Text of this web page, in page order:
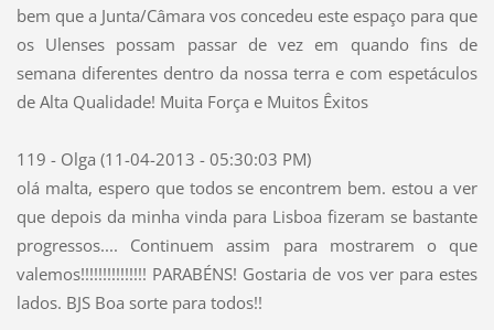
bem que a Junta/Câmara vos concedeu este espaço para que
os Ulenses possam passar de vez em quando fins de
semana diferentes dentro da nossa terra e com espetáculos
de Alta Qualidade! Muita Força e Muitos Êxitos
119 - Olga (11-04-2013 - 05:30:03 PM)
olá malta, espero que todos se encontrem bem. estou a ver
que depois da minha vinda para Lisboa fizeram se bastante
progressos.... Continuem assim para mostrarem o que
valemos!!!!!!!!!!!!!!! PARABÉNS! Gostaria de vos ver para estes
lados. BJS Boa sorte para todos!!